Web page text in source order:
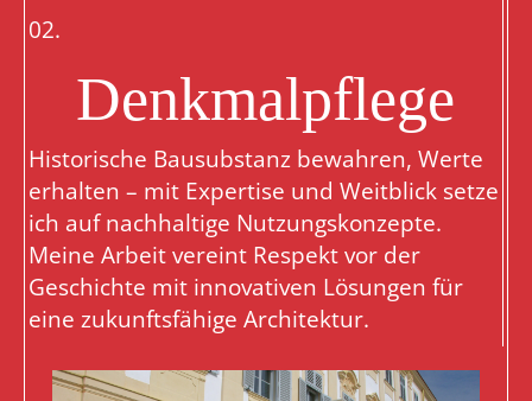
02.
Denkmalpflege
Historische Bausubstanz bewahren, Werte
erhalten – mit Expertise und Weitblick setze
ich auf nachhaltige Nutzungskonzepte.
Meine Arbeit vereint Respekt vor der
Geschichte mit innovativen Lösungen für
eine zukunftsfähige Architektur.